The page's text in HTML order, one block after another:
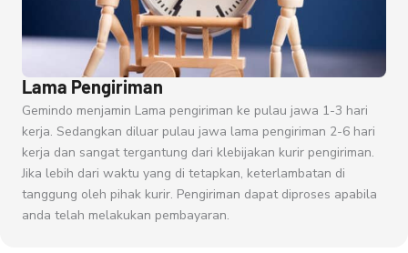
Lama Pengiriman
Gemindo menjamin Lama pengiriman ke pulau jawa 1-3 hari
kerja. Sedangkan diluar pulau jawa lama pengiriman 2-6 hari
kerja dan sangat tergantung dari klebijakan kurir pengiriman.
Jika lebih dari waktu yang di tetapkan, keterlambatan di
tanggung oleh pihak kurir. Pengiriman dapat diproses apabila
anda telah melakukan pembayaran.